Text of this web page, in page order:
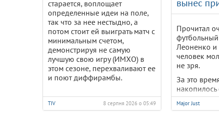
старается, воплощает
определенные идеи на поле,
так что за нее нестыдно, а
потом стоит ей выиграть матч с
минимальным счетом,
демонстрируя не самую
лучшую свою игру (ИМХО) в
этом сезоне, перехваливают ее
и поют диффирамбы.
TIV 8 серпня 2026 о 05:49
вынес
Прочитал
Леоненко и
человек
не зря.
За это
накопилось
теперь его
Major Just